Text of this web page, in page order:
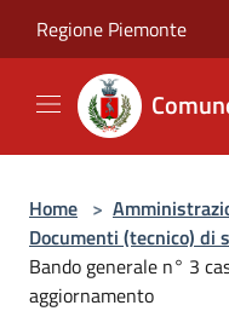
Regione Piemonte
Home >
Documenti (tecnico) di
Bando generale n° 3
aggiornamento